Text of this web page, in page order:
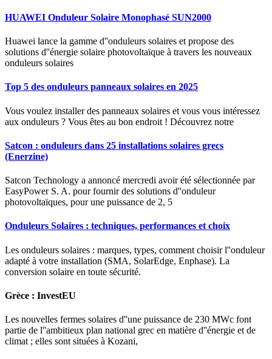
HUAWEI Onduleur Solaire Monophasé SUN2000
Huawei lance la gamme d''onduleurs solaires et propose des
solutions d''énergie solaire photovoltaïque à travers les nouveaux
onduleurs solaires
Top 5 des onduleurs panneaux solaires en 2025
Vous voulez installer des panneaux solaires et vous vous intéressez
aux onduleurs ? Vous êtes au bon endroit ! Découvrez notre
Satcon : onduleurs dans 25 installations solaires grecs
(Enerzine)
Satcon Technology a annoncé mercredi avoir été sélectionnée par
EasyPower S. A. pour fournir des solutions d''onduleur
photovoltaïques, pour une puissance de 2, 5
Onduleurs Solaires : techniques, performances et choix
Les onduleurs solaires : marques, types, comment choisir l''onduleur
adapté à votre installation (SMA, SolarEdge, Enphase). La
conversion solaire en toute sécurité.
Grèce : InvestEU
Les nouvelles fermes solaires d''une puissance de 230 MWc font
partie de l''ambitieux plan national grec en matière d''énergie et de
climat ; elles sont situées à Kozani,